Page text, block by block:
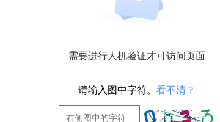
需要进行人机验证才可访问页面
请输入图中字符。 看不清？